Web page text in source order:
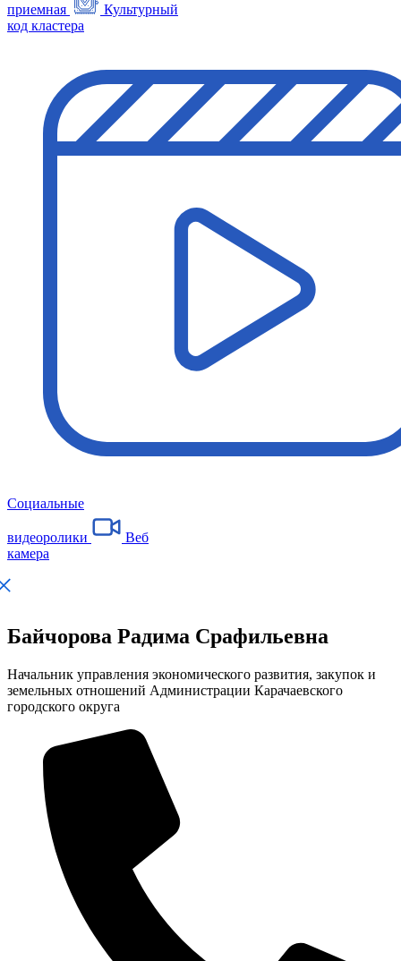
приемная
Культурный
код кластера
Социальные
видеоролики
Веб
камера
Байчорова Радима Срафильевна
Начальник управления экономического развития, закупок и
земельных отношений Администрации Карачаевского
городского округа